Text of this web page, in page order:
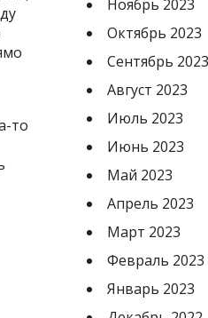
то
Ноябрь 2023
Октябрь 2023
Сентябрь 2023
Август 2023
Июль 2023
Июнь 2023
Май 2023
Апрель 2023
Март 2023
Февраль 2023
Январь 2023